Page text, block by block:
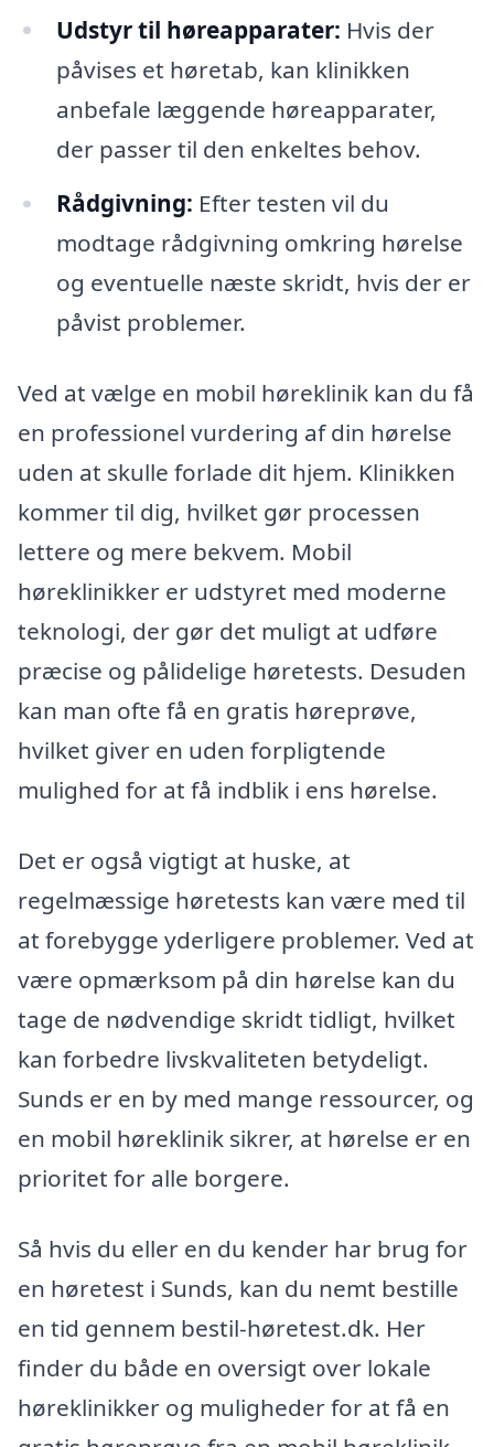
Udstyr til høreapparater: Hvis der
påvises et høretab, kan klinikken
anbefale læggende høreapparater,
der passer til den enkeltes behov.
Rådgivning: Efter testen vil du
modtage rådgivning omkring hørelse
og eventuelle næste skridt, hvis der er
påvist problemer.
Ved at vælge en mobil høreklinik kan du få
en professionel vurdering af din hørelse
uden at skulle forlade dit hjem. Klinikken
kommer til dig, hvilket gør processen
lettere og mere bekvem. Mobil
høreklinikker er udstyret med moderne
teknologi, der gør det muligt at udføre
præcise og pålidelige høretests. Desuden
kan man ofte få en gratis høreprøve,
hvilket giver en uden forpligtende
mulighed for at få indblik i ens hørelse.
Det er også vigtigt at huske, at
regelmæssige høretests kan være med til
at forebygge yderligere problemer. Ved at
være opmærksom på din hørelse kan du
tage de nødvendige skridt tidligt, hvilket
kan forbedre livskvaliteten betydeligt.
Sunds er en by med mange ressourcer, og
en mobil høreklinik sikrer, at hørelse er en
prioritet for alle borgere.
Så hvis du eller en du kender har brug for
en høretest i Sunds, kan du nemt bestille
en tid gennem bestil-høretest.dk. Her
finder du både en oversigt over lokale
høreklinikker og muligheder for at få en